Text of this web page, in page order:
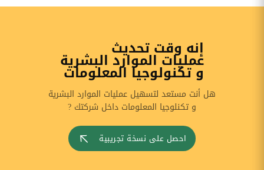
إنه وقت تحديث
عمليات الموارد البشرية
و تكنولوجيا المعلومات
هل أنت مستعد لتسهيل عمليات الموارد البشرية
و تكنلوجيا المعلومات داخل شركتك ?
احصل على نسخة تجريبية